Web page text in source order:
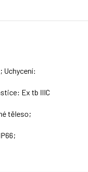
Uchycení:
Ex tb IIIC
těleso;